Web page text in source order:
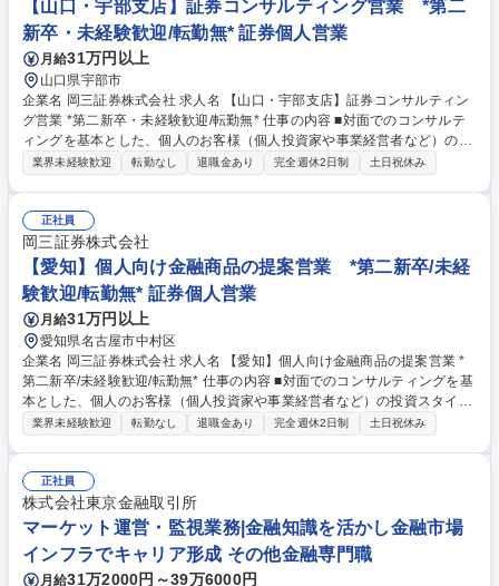
のニーズに寄り添った提案ができることも当社ならではのやりがいを感じ
て頂けるポイントの1つです。 募集職種 【関西】個人向け金融商品の提案
営業 *第二新卒/未経験歓迎/転勤無*
【山口・宇部支店】証券コンサルティング営業 *第二
新卒・未経験歓迎/転勤無* 証券個人営業
月給31万円以上
山口県宇部市
企業名 岡三証券株式会社 求人名 【山口・宇部支店】証券コンサルティン
グ営業 *第二新卒・未経験歓迎/転勤無* 仕事の内容 ■対面でのコンサルテ
ィングを基本とした、個人のお客様（個人投資家や事業経営者など）の投
資スタイルやライフプラン、多様なニーズにあわせた、最適な資産形成・
お客さまへのアプローチに注力しており、資産形成のご提案に留まらず、
専門部署との連携による事業承継やM&A、不動産管理など多様なソリュー
ションの提供にも力を入れています。自由な商品組成や提案ができるた
め、お客さまのニーズに寄り添った提案ができることも当社ならではのや
りがいを感じて頂けるポイントの1つです。 募集職種 【山口・宇部支店】
証券コンサルティング営業 *第二新卒・未経験歓迎/転勤無*
業界未経験歓迎 転勤なし 退職金あり 完全週休2日制 土日祝休み
正社員
岡三証券株式会社
【愛知】個人向け金融商品の提案営業 *第二新卒/未経
験歓迎/転勤無* 証券個人営業
月給31万円以上
愛知県名古屋市中村区
企業名 岡三証券株式会社 求人名 【愛知】個人向け金融商品の提案営業 *
第二新卒/未経験歓迎/転勤無* 仕事の内容 ■対面でのコンサルティングを基
本とした、個人のお客様（個人投資家や事業経営者など）の投資スタイル
やライフプラン、多様なニーズにあわせた、最適な資産形成・運用のため
のアプローチに注力しており、資産形成のご提案に留まらず、専門部署と
の連携による事業承継やM&A、不動産管理など多様なソリューションの提
供にも力を入れています。自由な商品組成や提案ができるため、お客さま
のニーズに寄り添った提案ができることも当社ならではのやりがいを感じ
て頂けるポイントの1つです。 募集職種 【愛知】個人向け金融商品の提案
営業 *第二新卒/未経験歓迎/転勤無*
業界未経験歓迎 転勤なし 退職金あり 完全週休2日制 土日祝休み
正社員
株式会社東京金融取引所
マーケット運営・監視業務|金融知識を活かし金融市場
インフラでキャリア形成 その他金融専門職
月給31万2000円～39万6000円